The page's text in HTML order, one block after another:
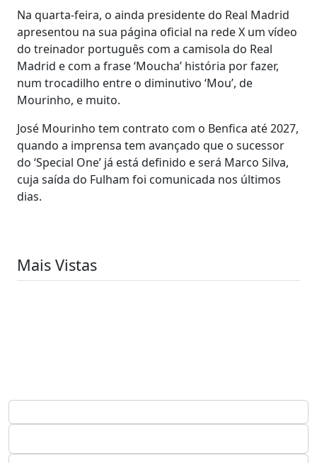
Na quarta-feira, o ainda presidente do Real Madrid
apresentou na sua página oficial na rede X um vídeo
do treinador português com a camisola do Real
Madrid e com a frase ‘Moucha’ história por fazer,
num trocadilho entre o diminutivo ‘Mou’, de
Mourinho, e muito.
José Mourinho tem contrato com o Benfica até 2027,
quando a imprensa tem avançado que o sucessor
do ‘Special One’ já está definido e será Marco Silva,
cuja saída do Fulham foi comunicada nos últimos
dias.
Mais Vistas